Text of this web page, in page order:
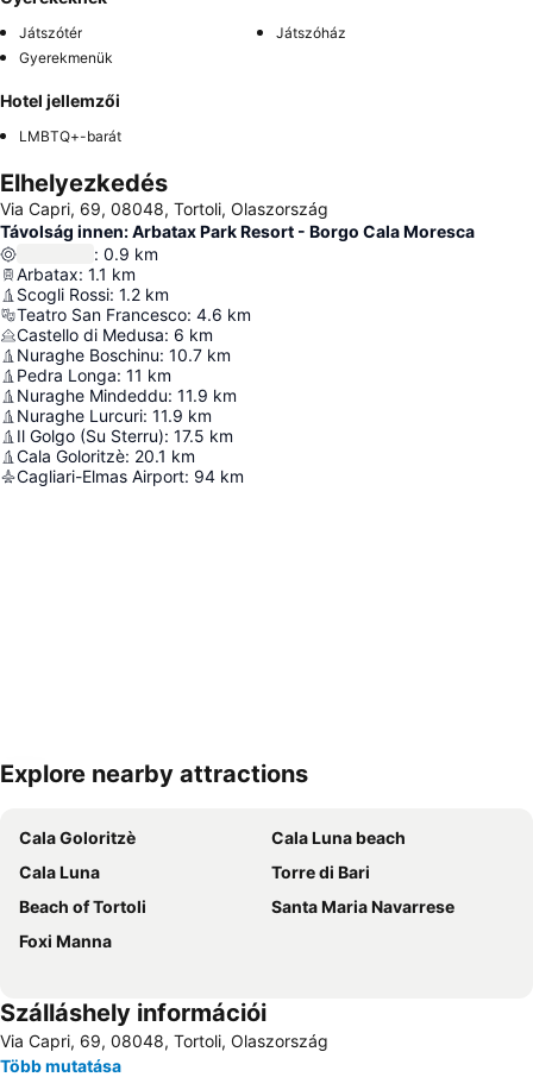
Játszótér
Játszóház
Gyerekmenük
Hotel jellemzői
LMBTQ+-barát
Elhelyezkedés
Via Capri, 69, 08048, Tortoli, Olaszország
Távolság innen: Arbatax Park Resort - Borgo Cala Moresca
: 0.9 km
Arbatax: 1.1 km
Scogli Rossi: 1.2 km
Teatro San Francesco: 4.6 km
Castello di Medusa: 6 km
Nuraghe Boschinu: 10.7 km
Pedra Longa: 11 km
Nuraghe Mindeddu: 11.9 km
Nuraghe Lurcuri: 11.9 km
Il Golgo (Su Sterru): 17.5 km
Cala Goloritzè: 20.1 km
Cagliari-Elmas Airport: 94 km
Nagy méretű térkép
Explore nearby attractions
Cala Goloritzè
Cala Luna beach
Cala Luna
Torre di Bari
Beach of Tortoli
Santa Maria Navarrese
Foxi Manna
Szálláshely információi
Via Capri, 69, 08048, Tortoli, Olaszország
Több mutatása